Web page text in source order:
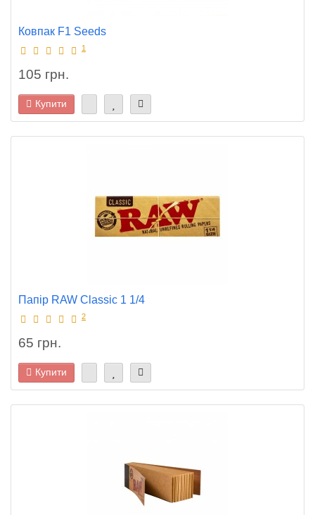
Ковпак F1 Seeds
1
105 грн.
Купити
Папір RAW Classic 1 1/4
2
65 грн.
Купити